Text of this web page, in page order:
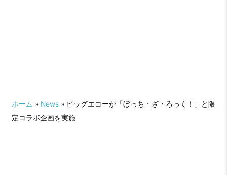
ホーム » News» ビッグエコーが「ぼっち・ざ・ろっく！」と限
定コラボ企画を実施